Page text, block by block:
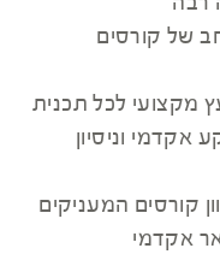
של קורסים
מקצועי לכל תכנית
אקדמי וניסיון
קורסים המעניקים
אקדמי